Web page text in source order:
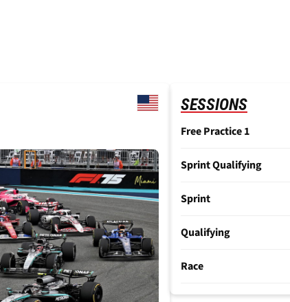
SESSIONS
Free Practice 1
Sprint Qualifying
Sprint
Qualifying
Race